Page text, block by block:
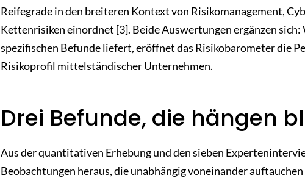
Reifegrade in den breiteren Kontext von Risikomanagement,
Kettenrisiken einordnet [3]. Beide Auswertungen ergänzen sich:
spezifischen Befunde liefert, eröffnet das Risikobarometer die
Risikoprofil mittelständischer Unternehmen.
Drei Befunde, die hängen
Aus der quantitativen Erhebung und den sieben
Beobachtungen heraus, die unabhängig voneinander